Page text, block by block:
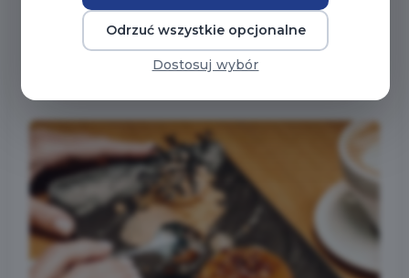
Odrzuć wszystkie opcjonalne
Dostosuj wybór